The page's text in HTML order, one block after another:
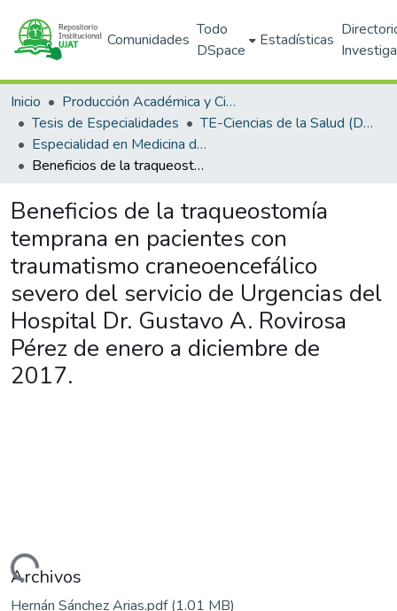
Comunidades
Todo
DSpace
Estadísticas
Inicio
Producción Académica y Científica
Tesis de Especialidades
TE-Ciencias de la Salud (DACS)
Especialidad en Medicina de Urgencias
Beneficios de la traqueostomía temprana en pacientes con traumatismo craneoencefálico severo del servicio de Urgencias del Hospital Dr. Gustavo A. Rovirosa Pérez de enero a diciembre de 2017.
Beneficios de la traqueostomía
temprana en pacientes con
traumatismo craneoencefálico
severo del servicio de Urgencias del
Hospital Dr. Gustavo A. Rovirosa
Pérez de enero a diciembre de
2017.
Archivos
Hernán Sánchez Arias.pdf(1.01 MB)